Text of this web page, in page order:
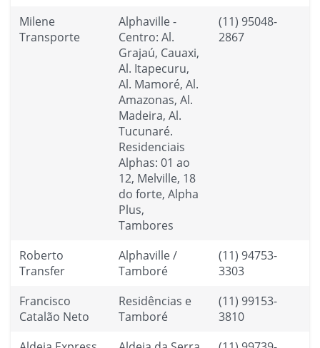
Milene
Transporte
Alphaville -
Centro: Al.
Grajaú, Cauaxi,
Al. Itapecuru,
Al. Mamoré, Al.
Amazonas, Al.
Madeira, Al.
Tucunaré.
Residenciais
Alphas: 01 ao
12, Melville, 18
do forte, Alpha
Plus,
Tambores
(11) 95048-
2867
Roberto
Transfer
Alphaville /
Tamboré
(11) 94753-
3303
Francisco
Catalão Neto
Residências e
Tamboré
(11) 99153-
3810